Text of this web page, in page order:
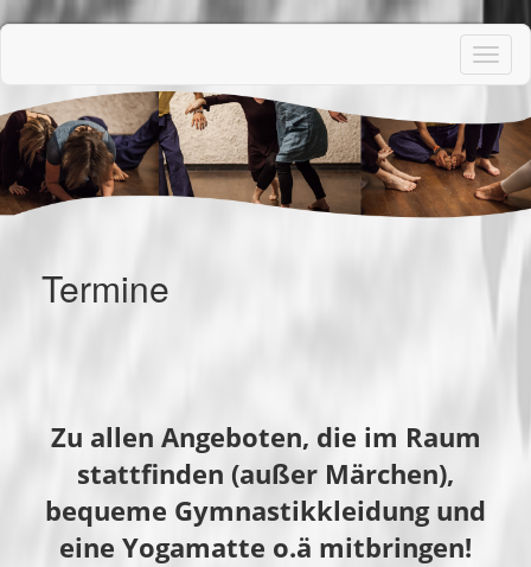
Termine
Zu allen Angeboten, die im Raum
stattfinden (außer Märchen),
bequeme Gymnastikkleidung und
eine Yogamatte o.ä mitbringen!